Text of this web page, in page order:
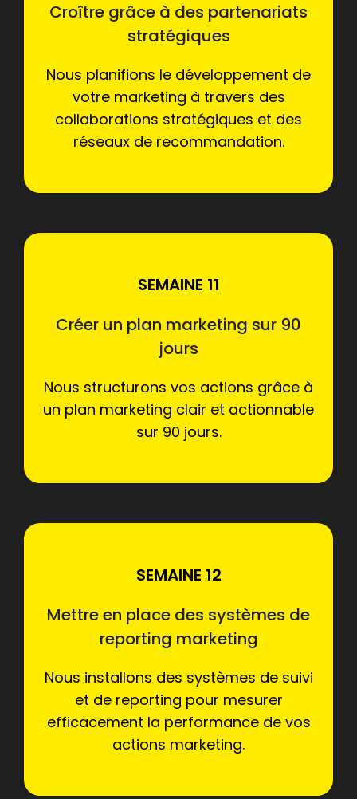
Croître grâce à des partenariats
stratégiques
Nous planifions le développement de
votre marketing à travers des
collaborations stratégiques et des
réseaux de recommandation.
SEMAINE 11
Créer un plan marketing sur 90
jours
Nous structurons vos actions grâce à
un plan marketing clair et actionnable
sur 90 jours.
SEMAINE 12
Mettre en place des systèmes de
reporting marketing
Nous installons des systèmes de suivi
et de reporting pour mesurer
efficacement la performance de vos
actions marketing.